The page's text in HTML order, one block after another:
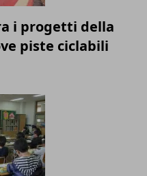
i progetti della
piste ciclabili